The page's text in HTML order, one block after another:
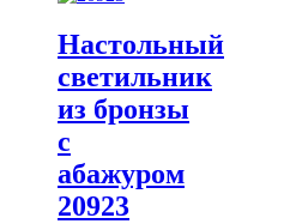
Настольный
светильник
из бронзы
с
абажуром
20923